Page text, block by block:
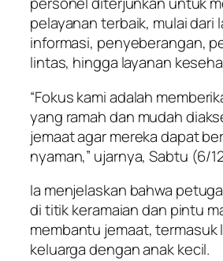
pelayanan terbaik, mulai dari
informasi, penyeberangan,
lintas, hingga layanan
“Fokus kami adalah
yang ramah dan mudah
jemaat agar mereka dapat
nyaman,” ujarnya, Sabtu (6/
Ia menjelaskan bahwa
di titik keramaian dan pintu
membantu jemaat, termasuk
keluarga dengan anak kecil.